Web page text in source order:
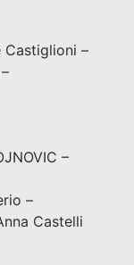
Castiglioni –
–
–
Castelli